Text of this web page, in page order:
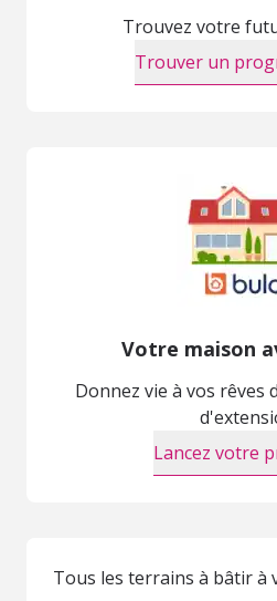
Trouvez votre
Trouver un
Votre maison
Donnez vie à vos rêves
Lancez votre
Tous les terrains à bâtir à